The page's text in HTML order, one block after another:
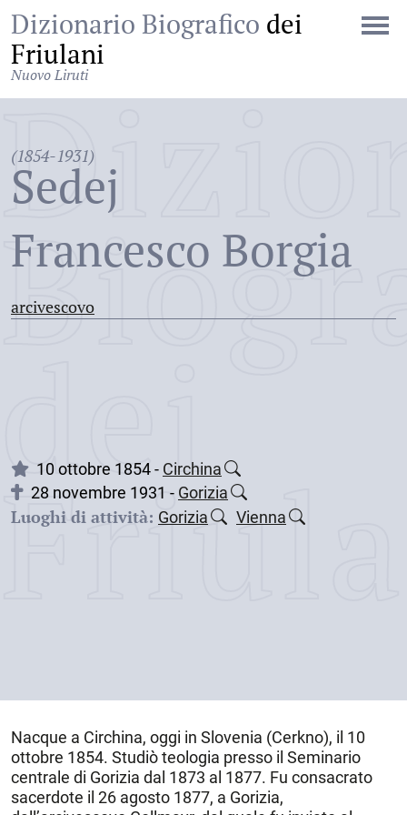
Dizionario Biografico dei
Friulani
Nuovo Liruti
(1854-1931)
Sedej
Francesco Borgia
arcivescovo
dei
10 ottobre 1854 - Circhina
28 novembre 1931 - Gorizia
Luoghi di attività: Gorizia Vienna
Nacque a Circhina, oggi in Slovenia (Cerkno), il 10
ottobre 1854. Studiò teologia presso il Seminario
centrale di Gorizia dal 1873 al 1877. Fu consacrato
sacerdote il 26 agosto 1877, a Gorizia,